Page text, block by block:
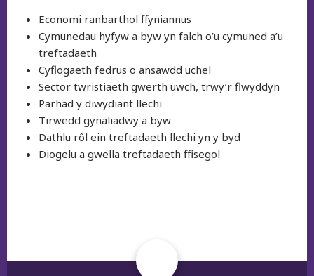
Economi ranbarthol ffyniannus
Cymunedau hyfyw a byw yn falch o’u cymuned a’u
treftadaeth
Cyflogaeth fedrus o ansawdd uchel
Sector twristiaeth gwerth uwch, trwy’r flwyddyn
Parhad y diwydiant llechi
Tirwedd gynaliadwy a byw
Dathlu rôl ein treftadaeth llechi yn y byd
Diogelu a gwella treftadaeth ffisegol